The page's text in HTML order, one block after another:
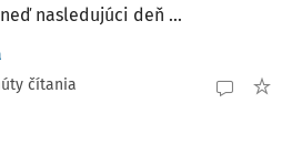
nasledujúci deň ...
čítania